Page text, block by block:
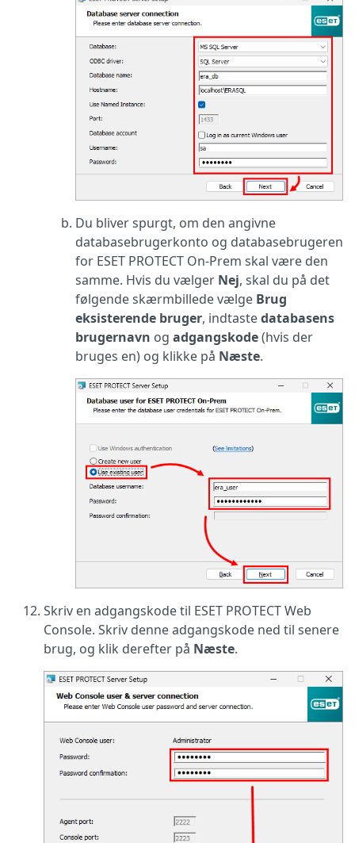
Du bliver spurgt, om den angivne
databasebrugerkonto og databasebrugeren
for ESET PROTECT On-Prem skal være den
samme. Hvis du vælger Nej, skal du på det
følgende skærmbillede vælge Brug
eksisterende bruger, indtastedatabasens
brugernavn og adgangskode(hvis der
bruges en) og klikke på Næste.
Skriv en adgangskode til ESET PROTECT Web
Console. Skriv denne adgangskode ned til senere
brug, og klik derefter på Næste.